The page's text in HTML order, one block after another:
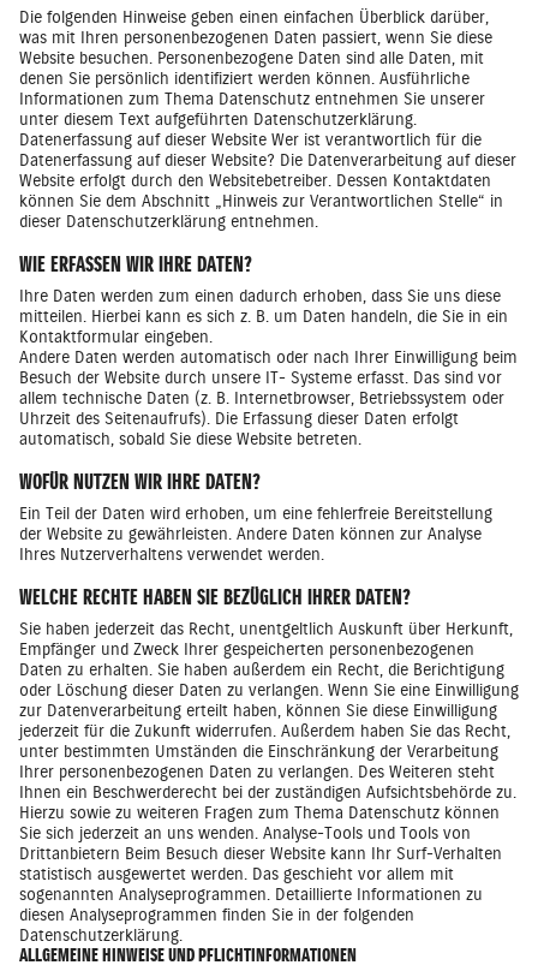
Die folgenden Hinweise geben einen einfachen Überblick darüber,
was mit Ihren personenbezogenen Daten passiert, wenn Sie diese
Website besuchen. Personenbezogene Daten sind alle Daten, mit
denen Sie persönlich identifiziert werden können. Ausführliche
Informationen zum Thema Datenschutz entnehmen Sie unserer
unter diesem Text aufgeführten Datenschutzerklärung.
Datenerfassung auf dieser Website Wer ist verantwortlich für die
Datenerfassung auf dieser Website? Die Datenverarbeitung auf dieser
Website erfolgt durch den Websitebetreiber. Dessen Kontaktdaten
können Sie dem Abschnitt „Hinweis zur Verantwortlichen Stelle“ in
dieser Datenschutzerklärung entnehmen.
WIE ERFASSEN WIR IHRE DATEN?
Ihre Daten werden zum einen dadurch erhoben, dass Sie uns diese
mitteilen. Hierbei kann es sich z. B. um Daten handeln, die Sie in ein
Kontaktformular eingeben.
Andere Daten werden automatisch oder nach Ihrer Einwilligung beim
Besuch der Website durch unsere IT- Systeme erfasst. Das sind vor
allem technische Daten (z. B. Internetbrowser, Betriebssystem oder
Uhrzeit des Seitenaufrufs). Die Erfassung dieser Daten erfolgt
automatisch, sobald Sie diese Website betreten.
WOFÜR NUTZEN WIR IHRE DATEN?
Ein Teil der Daten wird erhoben, um eine fehlerfreie Bereitstellung
der Website zu gewährleisten. Andere Daten können zur Analyse
Ihres Nutzerverhaltens verwendet werden.
WELCHE RECHTE HABEN SIE BEZÜGLICH IHRER DATEN?
Sie haben jederzeit das Recht, unentgeltlich Auskunft über Herkunft,
Empfänger und Zweck Ihrer gespeicherten personenbezogenen
Daten zu erhalten. Sie haben außerdem ein Recht, die Berichtigung
oder Löschung dieser Daten zu verlangen. Wenn Sie eine Einwilligung
zur Datenverarbeitung erteilt haben, können Sie diese Einwilligung
jederzeit für die Zukunft widerrufen. Außerdem haben Sie das Recht,
unter bestimmten Umständen die Einschränkung der Verarbeitung
Ihrer personenbezogenen Daten zu verlangen. Des Weiteren steht
Ihnen ein Beschwerderecht bei der zuständigen Aufsichtsbehörde zu.
Hierzu sowie zu weiteren Fragen zum Thema Datenschutz können
Sie sich jederzeit an uns wenden. Analyse-Tools und Tools von
Drittanbietern Beim Besuch dieser Website kann Ihr Surf-Verhalten
statistisch ausgewertet werden. Das geschieht vor allem mit
sogenannten Analyseprogrammen. Detaillierte Informationen zu
diesen Analyseprogrammen finden Sie in der folgenden
Datenschutzerklärung.
ALLGEMEINE HINWEISE UND PFLICHTINFORMATIONEN